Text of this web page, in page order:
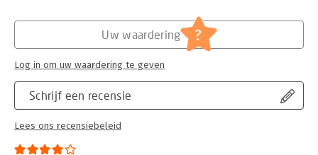
Schrijf een recensie
Lees ons recensiebeleid
Uw waardering ?
Log in om uw waardering te geven